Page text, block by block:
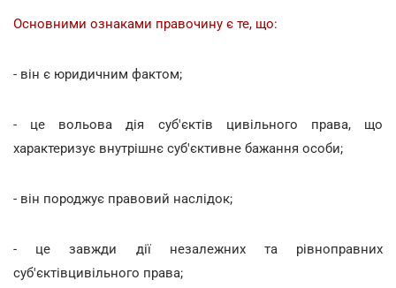
Основними ознаками правочину є те, що:
- він є юридичним фактом;
- це вольова дія суб'єктів цивільного права, що
характеризує внутрішнє суб'єктивне бажання особи;
- він породжує правовий наслідок;
- це завжди дії незалежних та рівноправних
суб'єктівцивільного права;